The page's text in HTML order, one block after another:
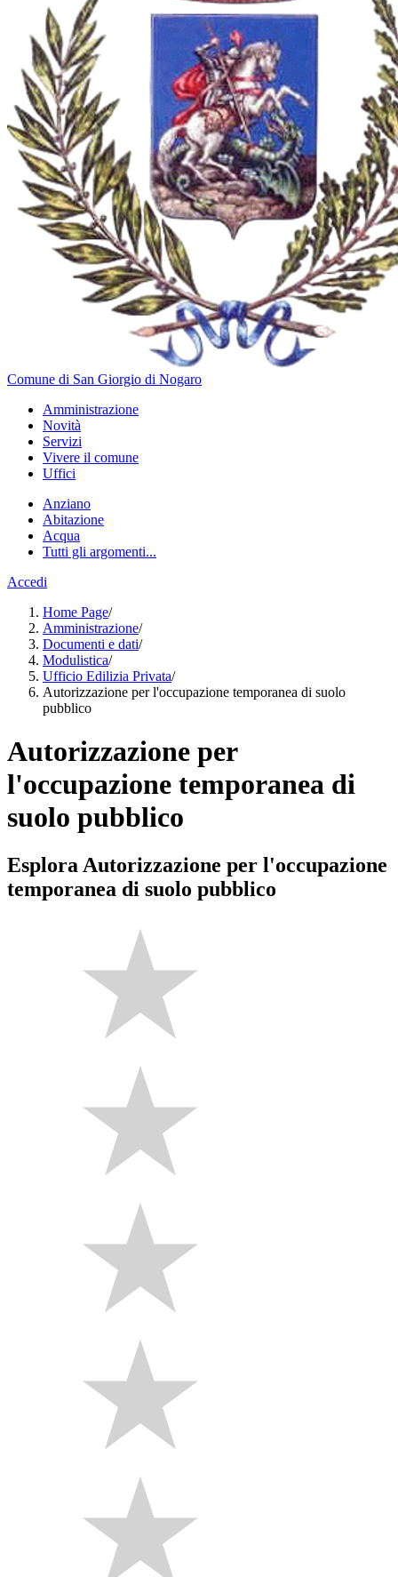
Comune di San Giorgio di Nogaro
Amministrazione
Novità
Servizi
Vivere il comune
Uffici
Anziano
Abitazione
Acqua
Tutti gli argomenti...
Accedi
Home Page/
Amministrazione/
Documenti e dati/
Modulistica/
Ufficio Edilizia Privata/
Autorizzazione per l'occupazione temporanea di suolo
pubblico
Autorizzazione per
l'occupazione temporanea di
suolo pubblico
Esplora Autorizzazione per l'occupazione
temporanea di suolo pubblico